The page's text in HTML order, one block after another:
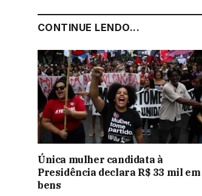
CONTINUE LENDO...
Única mulher candidata à
Presidência declara R$ 33 mil em
bens